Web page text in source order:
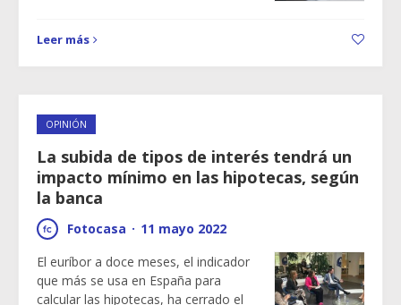
Leer más
OPINIÓN
La subida de tipos de interés tendrá un
impacto mínimo en las hipotecas, según
la banca
Fotocasa · 11 mayo 2022
El euríbor a doce meses, el indicador
que más se usa en España para
calcular las hipotecas, ha cerrado el